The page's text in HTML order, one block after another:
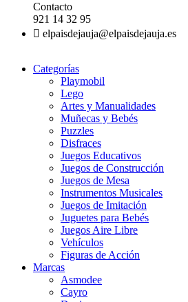
Contacto
921 14 32 95
 elpaisdejauja@elpaisdejauja.es
Categorías
Playmobil
Lego
Artes y Manualidades
Muñecas y Bebés
Puzzles
Disfraces
Juegos Educativos
Juegos de Construcción
Juegos de Mesa
Instrumentos Musicales
Juegos de Imitación
Juguetes para Bebés
Juegos Aire Libre
Vehículos
Figuras de Acción
Marcas
Asmodee
Cayro